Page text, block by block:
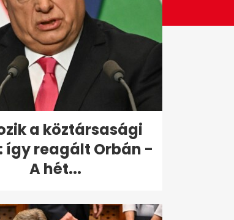
a köztársasági
így reagált Orbán -
A hét...